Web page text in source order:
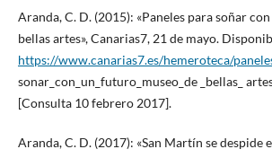
Aranda, C. D. (2015): «Paneles para soñar
bellas artes», Canarias7, 21 de mayo.
https://www.canarias7.es/hemeroteca/
sonar_con_un_futuro_museo_de _bellas_
[Consulta 10 febrero 2017].
Aranda, C. D. (2017): «San Martín se despide